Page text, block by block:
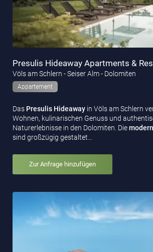
Presulis Hideaway Apartments &
Völs am Schlern - Seiser Alm - Dolomiten
Appartement
Das Presulis Hideaway in Völs am Schlern
Wohnen, kulinarischen Genuss und
Naturerlebnisse in den Dolomiten. Die
sind großzügig gestaltet…
Zur Anfrage hinzufügen